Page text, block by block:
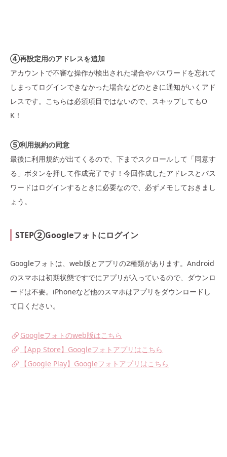
④再設定用のアドレスを追加
アカウントで不審な操作が検出された場合やパスワードを忘れて
しまってログインできなかった場合などのときに通知がいくアド
レスです。こちらは必須項目ではないので、スキップしてもO
K！
⑤利用規約の同意
最後に利用規約が出てくるので、下までスクロールして「同意す
る」ボタンを押して作成完了です！今回作成したアドレスとパス
ワードはログインするときに必要なので、必ずメモしておきまし
ょう。
STEP②Googleフォトにログイン
Googleフォトは、web版とアプリの2種類があります。Android
のスマホは初期状態ですでにアプリが入っているので、ダウンロ
ードは不要。iPhoneなど他のスマホはアプリをダウンロードし
て口ください。
Googleフォトのweb版はこちら
【App Store】Googleフォトアプリはこちら
【Google Play】Googleフォトアプリはこちら